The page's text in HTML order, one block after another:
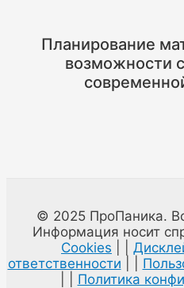
Планирование
возможности
© 2025 ПроПаника.
Информация носит
Cookies
ответственности
Политика